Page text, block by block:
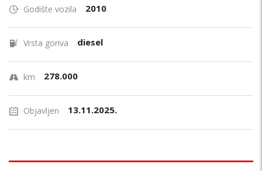
Godište vozila 2010
Vrsta goriva diesel
km 278.000
Objavljen 13.11.2025.